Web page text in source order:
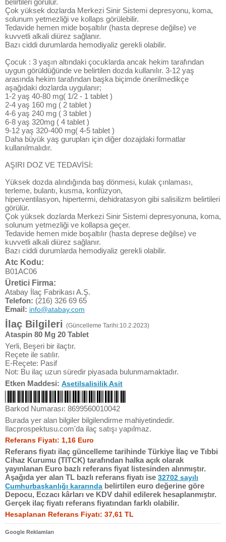
belirtileri görülür.
Çok yüksek dozlarda Merkezi Sinir Sistemi depresyonu, koma,
solunum yetmezliği ve kollaps görülebilir.
Tedavide hemen mide boşaltılır (hasta deprese değilse) ve
kuvvetli alkali diürez sağlanır.
Bazı ciddi durumlarda hemodiyaliz gerekli olabilir.
Çocuk : 3 yaşın altındaki çocuklarda ancak hekim tarafından
uygun görüldüğünde ve belirtilen dozda kullanılır. 3-12 yaş
arasında hekim tarafından başka biçimde önerilmedikçe
aşağıdaki dozlarda uygulanır;
1-2 yaş 40-80 mg( 1/2 - 1 tablet )
2-4 yaş 160 mg ( 2 tablet )
4-6 yaş 240 mg ( 3 tablet )
6-8 yaş 320mg ( 4 tablet )
9-12 yaş 320-400 mg( 4-5 tablet )
Daha büyük yaş gurupları için diğer dozajdaki formatlar
kullanılmalıdır.
AŞIRI DOZ VE TEDAVİSİ:
Yüksek dozda alındığında baş dönmesi, kulak çınlaması,
terleme, bulantı, kusma, konfüzyon,
hiperventilasyon, hipertermi, dehidratasyon gibi salisilizm belirtileri
görülür.
Çok yüksek dozlarda Merkezi Sinir Sistemi depresyonuna, koma,
solunum yetmezliği ve kollapsa geçer.
Tedavide hemen mide boşaltılır (hasta deprese değilse) ve
kuvvetli alkali diürez sağlanır.
Bazı ciddi durumlarda hemodiyaliz gerekli olabilir.
Atc Kodu:
B01AC06
Üretici Firma:
Atabay İlaç Fabrikası A.Ş.
Telefon: (216) 326 69 65
Email: info@atabay.com
İlaç Bilgileri (Güncelleme Tarihi:10.2.2023)
Ataspin 80 Mg 20 Tablet
Yerli, Beşeri bir ilaçtır.
Reçete ile satılır.
E-Reçete: Pasif
Not: Bu ilaç uzun süredir piyasada bulunmamaktadır.
Etken Maddesi: Asetilsalisilik Asit
Barkod Numarası: 8699560010042
Burada yer alan bilgiler bilgilendirme mahiyetindedir.
Ilacprospektusu.com'da ilaç satışı yapılmaz.
Referans Fiyatı: 1,16 Euro
Referans fiyatı ilaç güncelleme tarihinde Türkiye İlaç ve Tıbbi
Cihaz Kurumu (TITCK) tarafından halka açık olarak
yayınlanan Euro bazlı referans fiyat listesinden alınmıştır.
Aşağıda yer alan TL bazlı referans fiyatı ise 32702 sayılı
Cumhurbaşkanlığı kararında belirtilen euro değerine göre
Depocu, Eczacı kârları ve KDV dahil edilerek hesaplanmıştır.
Gerçek ilaç fiyatı referans fiyatından farklı olabilir.
Hesaplanan Referans Fiyatı: 37,61 TL
Google Reklamları